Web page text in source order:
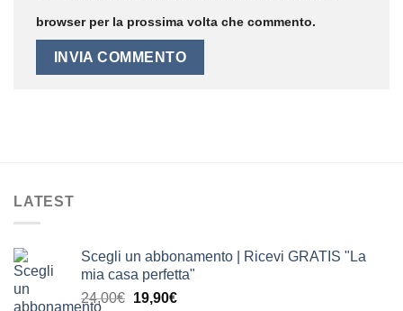
browser per la prossima volta che commento.
LATEST
Scegli un abbonamento | Ricevi GRATIS "La
mia casa perfetta"
24,00€ Il
19,90€Il